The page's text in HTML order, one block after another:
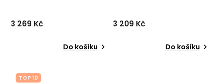
3 269 Kč
Do košíku
3 209 Kč
Do košíku
TOP 10